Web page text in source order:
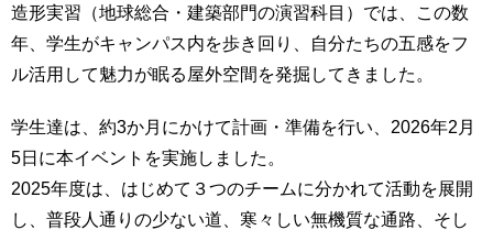
造形実習（地球総合・建築部門の演習科目）では、この数
年、学生がキャンパス内を歩き回り、自分たちの五感をフ
ル活用して魅力が眠る屋外空間を発掘してきました。
学生達は、約3か月にかけて計画・準備を行い、2026年2月
5日に本イベントを実施しました。
2025年度は、はじめて３つのチームに分かれて活動を展開
し、普段人通りの少ない道、寒々しい無機質な通路、そし